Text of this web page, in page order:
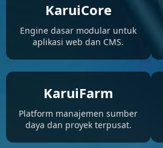
KaruiCore
Engine dasar modular untuk
aplikasi web dan CMS.
KaruiFarm
Platform manajemen sumber
daya dan proyek terpusat.